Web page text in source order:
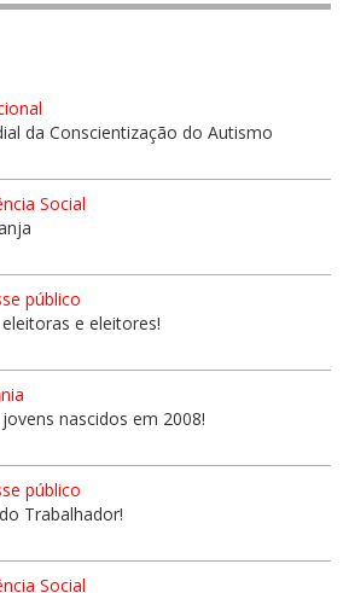
da Conscientização do Autismo
Social
público
e eleitores!
nascidos em 2008!
público
Trabalhador!
Social